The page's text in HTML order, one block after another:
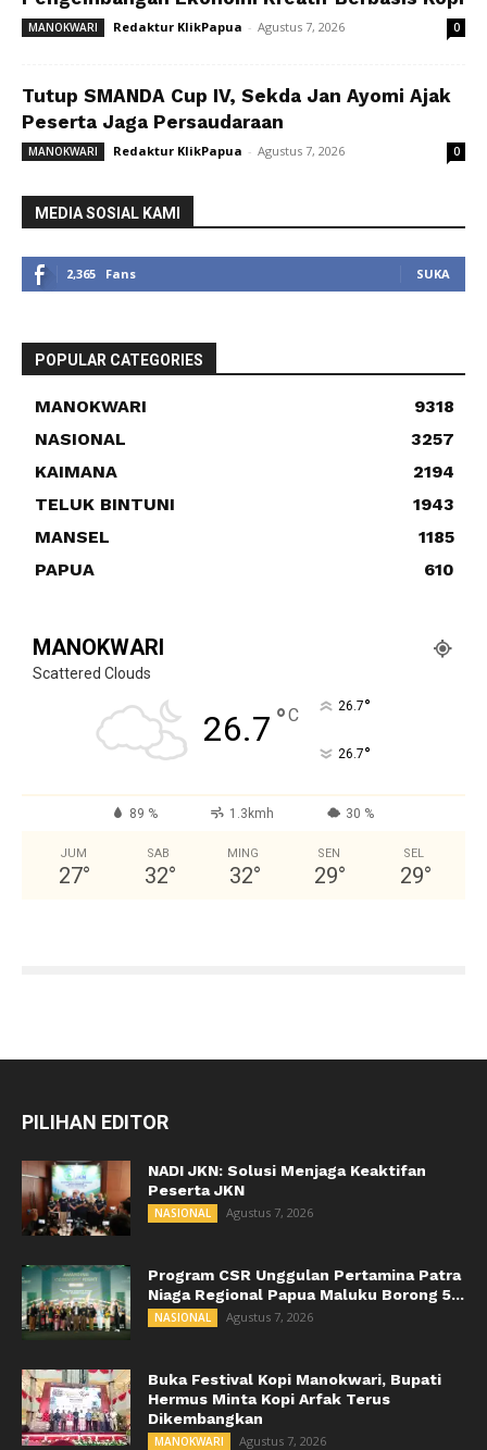
MANOKWARI Redaktur KlikPapua - Agustus 7, 2026 0
Tutup SMANDA Cup IV, Sekda Jan Ayomi Ajak
Peserta Jaga Persaudaraan
MANOKWARI Redaktur KlikPapua - Agustus 7, 2026 0
MEDIA SOSIAL KAMI
2,365 Fans SUKA
POPULAR CATEGORIES
MANOKWARI
9318
NASIONAL
3257
KAIMANA
2194
TELUK BINTUNI
1943
MANSEL
1185
PAPUA
610
MANOKWARI
Scattered Clouds
26.7 °C 26.7°
26.7°
89 % 1.3kmh 30 %
JUM
27°
SAB
32°
MING
32°
SEN
29°
SEL
29°
PILIHAN EDITOR
NADI JKN: Solusi Menjaga Keaktifan
Peserta JKN
NASIONAL Agustus 7, 2026
Program CSR Unggulan Pertamina Patra
Niaga Regional Papua Maluku Borong 5...
NASIONAL Agustus 7, 2026
Buka Festival Kopi Manokwari, Bupati
Hermus Minta Kopi Arfak Terus
Dikembangkan
MANOKWARI Agustus 7, 2026